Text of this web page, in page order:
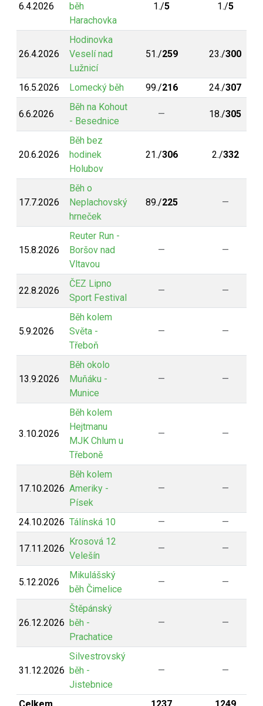
6.4.2026
běh
Harachovka
1./5 1./5
26.4.2026
Hodinovka
Veselí nad
Lužnicí
51./259 23./300
16.5.2026 Lomecký běh 99./216 24./307
6.6.2026
Běh na Kohout
- Besednice
— 18./305
20.6.2026
Běh bez
hodinek
Holubov
21./306 2./332
17.7.2026
Běh o
Neplachovský
hrneček
89./225 —
15.8.2026
Reuter Run -
Boršov nad
Vltavou
— —
22.8.2026
ČEZ Lipno
Sport Festival
— —
5.9.2026
Běh kolem
Světa -
Třeboň
— —
13.9.2026
Běh okolo
Muňáku -
Munice
— —
3.10.2026
Běh kolem
Hejtmanu
MJK Chlum u
Třeboně
— —
17.10.2026
Běh kolem
Ameriky -
Písek
— —
24.10.2026 Tálínská 10 — —
17.11.2026
Krosová 12
Velešín
— —
5.12.2026
Mikulášský
běh Čimelice
— —
26.12.2026
Štěpánský
běh -
Prachatice
— —
31.12.2026
Silvestrovský
běh -
Jistebnice
— —